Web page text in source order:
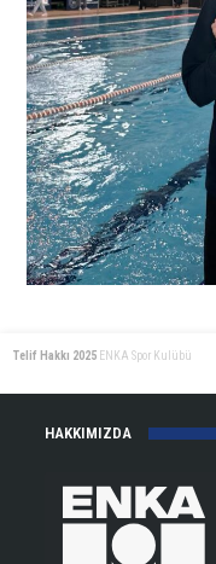
Telif Hakkı 2025 ENKA Spor Kulübü
HAKKIMIZDA